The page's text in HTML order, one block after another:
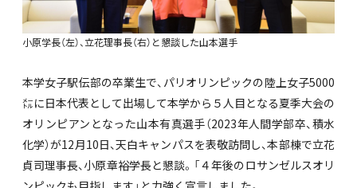
小原学長（左）、立花理事長（右）と懇談した山本選手
本学女子駅伝部の卒業生で、パリオリンピックの陸上女子5000
㍍に日本代表として出場して本学から５人目となる夏季大会の
オリンピアンとなった山本有真選手（2023年人間学部卒、積水
化学）が12月10日、天白キャンパスを表敬訪問し、本部棟で立花
貞司理事長、小原章裕学長と懇談。「４年後のロサンゼルスオリ